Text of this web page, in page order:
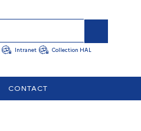
Intranet Collection HAL
CONTACT